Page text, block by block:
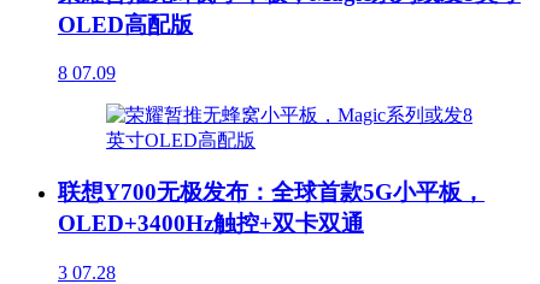
OLED高配版
8 07.09
联想Y700无极发布：全球首款5G小平板，
OLED+3400Hz触控+双卡双通
3 07.28